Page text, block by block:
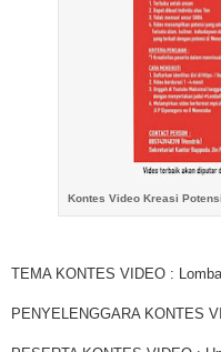
Kontes Video Kreasi
TEMA KONTES VIDEO :
PENYELENGGARA KONTES